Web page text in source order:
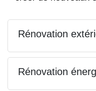
Rénovation
Rénovation